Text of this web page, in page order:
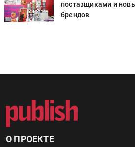
поставщиками и
брендов
О ПРОЕКТЕ